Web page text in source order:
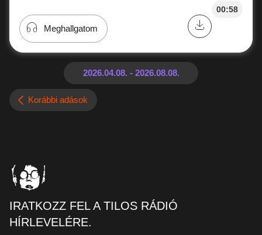
00:58
Meghallgatom
Korábbi adások
IRATKOZZ FEL A TILOS RÁDIÓ
HÍRLEVELÉRE.